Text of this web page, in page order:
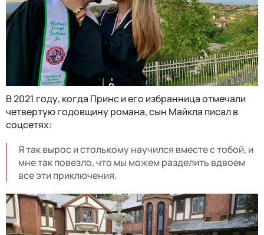
В 2021 году, когда Принс и его избранница отмечали
четвертую годовщину романа, сын Майкла писал в
соцсетях:
Я так вырос и столькому научился вместе с тобой, и
мне так повезло, что мы можем разделить вдвоем
все эти приключения.